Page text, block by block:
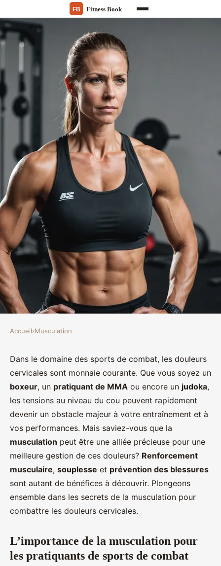
Comment la musculation peut-
elle contribuer à une meilleure
gestion des douleurs cervicales
chez les pratiquants de sports de
combat?
Accueil›Musculation
Dans le domaine des sports de combat, les douleurs
cervicales sont monnaie courante. Que vous soyez un
boxeur, un pratiquant de MMA ou encore un judoka,
les tensions au niveau du cou peuvent rapidement
devenir un obstacle majeur à votre entraînement et à
vos performances. Mais saviez-vous que la
musculation peut être une alliée précieuse pour une
meilleure gestion de ces douleurs? Renforcement
musculaire, souplesse et prévention des blessures
sont autant de bénéfices à découvrir. Plongeons
ensemble dans les secrets de la musculation pour
combattre les douleurs cervicales.
L’importance de la musculation pour
les pratiquants de sports de combat